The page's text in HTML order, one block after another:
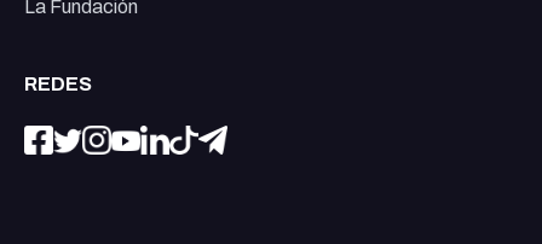
La Fundación
REDES